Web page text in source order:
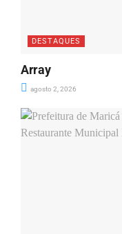
DESTAQUES
Array
agosto 2, 2026